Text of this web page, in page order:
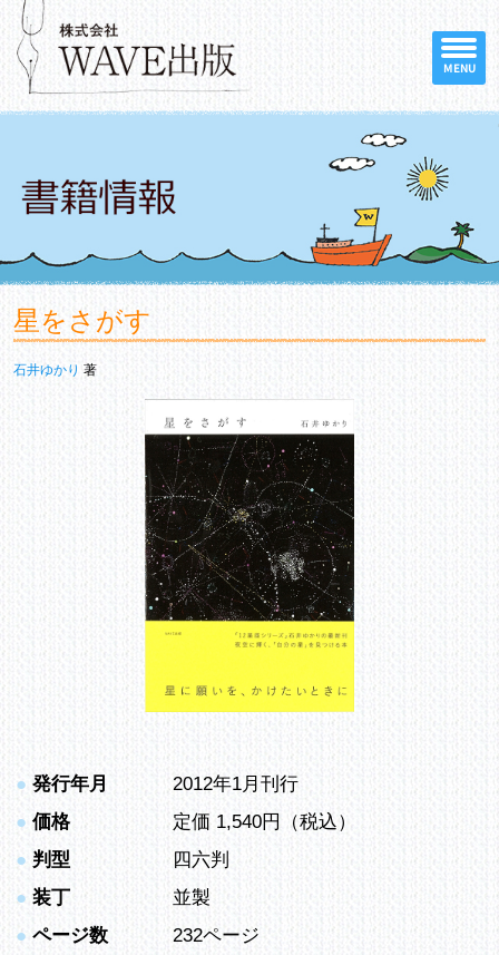
MENU
星をさがす
石井ゆかり 著
● 発行年月
2012年1月刊行
● 価格
定価 1,540円（税込）
● 判型
四六判
● 装丁
並製
● ページ数
232ページ